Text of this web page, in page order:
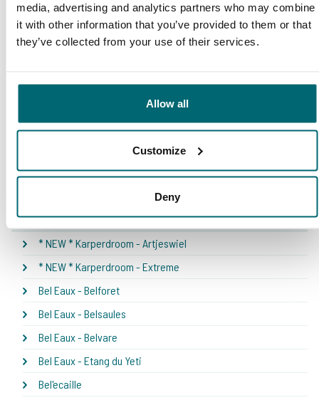
media, advertising and analytics partners who may combine
it with other information that you’ve provided to them or that
they’ve collected from your use of their services.
Allow all
Customize
Deny
1 2 3 4
Unser Angebot
* NEW * Karperdroom - Artjeswiel
* NEW * Karperdroom - Extreme
Bel Eaux - Belforet
Bel Eaux - Belsaules
Bel Eaux - Belvare
Bel Eaux - Etang du Yeti
Bel'ecaille